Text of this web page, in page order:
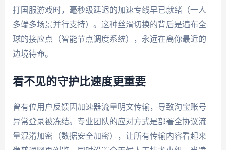
打国服游戏时，毫秒级延迟的加速专线早已就绪（一人
多端多场景并行支持）。这种丝滑切换的背后是遍布全
球的接应点（智能节点调度系统），永远在离你最近的
边境待命。
看不见的守护比速度更重要
曾有位用户反馈因加速器流量明文传输，导致淘宝账号
异常登录被冻结。专业团队的应对方式是部署全协议流
量混淆加密（数据安全加密），让所有传输内容看起来